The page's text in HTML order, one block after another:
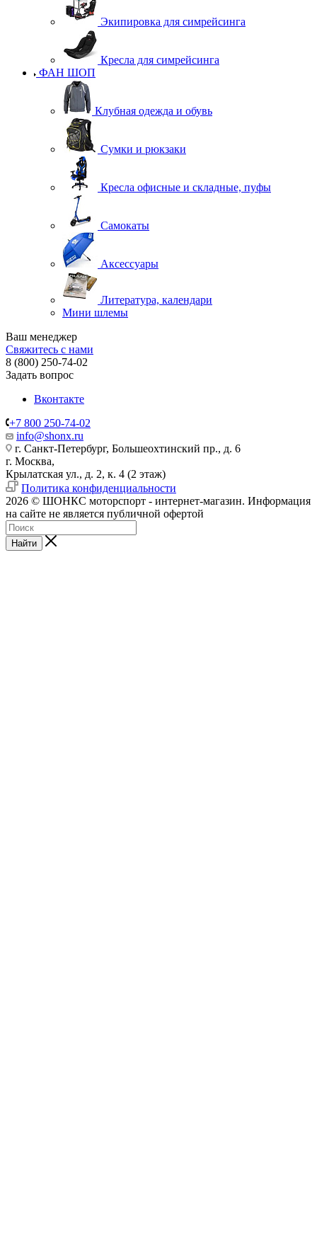
Экипировка для симрейсинга
Кресла для симрейсинга
ФАН ШОП
Клубная одежда и обувь
Сумки и рюкзаки
Кресла офисные и складные, пуфы
Самокаты
Аксессуары
Литература, календари
Мини шлемы
Ваш менеджер
Свяжитесь с нами
8 (800) 250-74-02
Задать вопрос
Вконтакте
+7 800 250-74-02
info@shonx.ru
г. Санкт-Петербург, Большеохтинский пр., д. 6
г. Москва,
Крылатская ул., д. 2, к. 4 (2 этаж)
Политика конфиденциальности
2026 © ШОНКС моторспорт - интернет-магазин. Информация
на сайте не является публичной офертой
Найти